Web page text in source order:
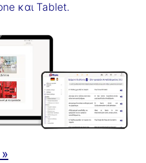
και Tablet.